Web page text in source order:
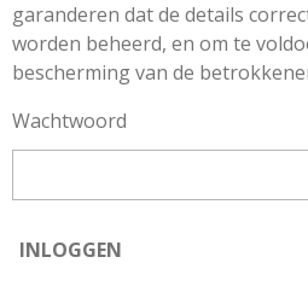
garanderen dat de details
worden beheerd, en om te
bescherming van de
Wachtwoord
INLOGGEN